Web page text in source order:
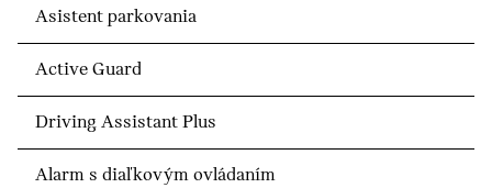
Asistent parkovania
Active Guard
Driving Assistant Plus
Alarm s diaľkovým ovládaním